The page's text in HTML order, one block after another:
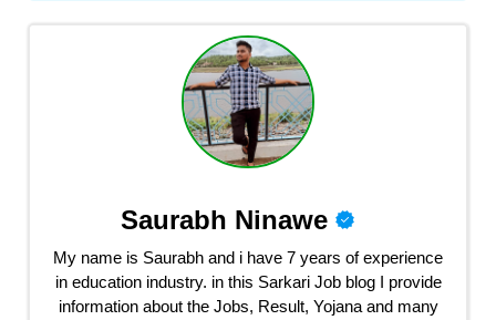
Saurabh Ninawe
My name is Saurabh and i have 7 years of experience
in education industry. in this Sarkari Job blog I provide
information about the Jobs, Result, Yojana and many